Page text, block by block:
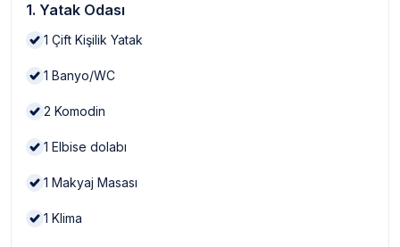
1. Yatak Odası
1 Çift Kişilik Yatak
1 Banyo/WC
2 Komodin
1 Elbise dolabı
1 Makyaj Masası
1 Klima